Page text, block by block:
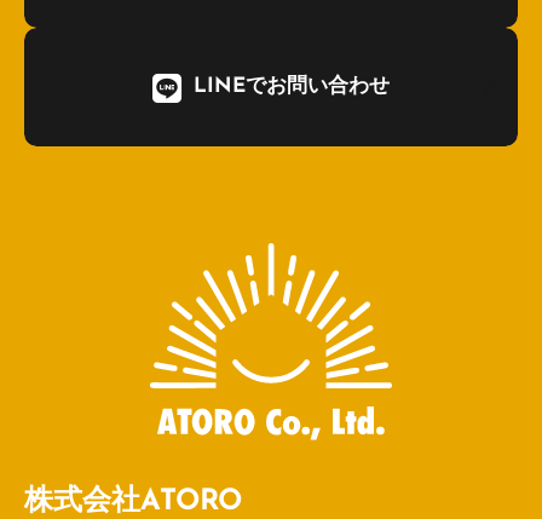
LINEでお問い合わせ
株式会社ATORO